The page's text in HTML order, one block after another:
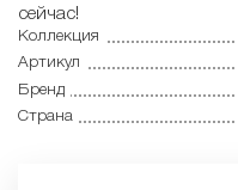
сейчас!
Коллекция
Артикул
Бренд
Страна